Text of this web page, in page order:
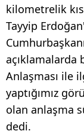
kilometrelik
Tayyip
açıklamalarda
Anlaşması ile
yaptığımız
olan anlaşma
dedi.